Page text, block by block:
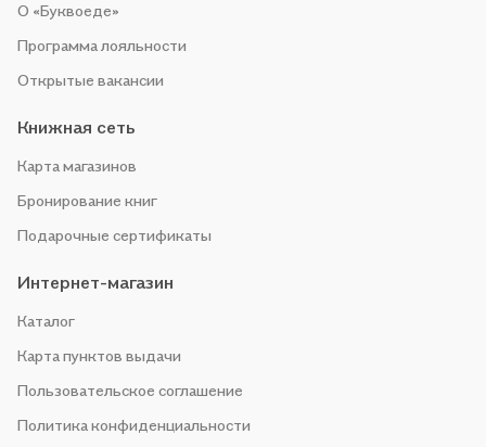
О «Буквоеде»
Программа лояльности
Открытые вакансии
Книжная сеть
Карта магазинов
Бронирование книг
Подарочные сертификаты
Интернет-магазин
Каталог
Карта пунктов выдачи
Пользовательское соглашение
Политика конфиденциальности